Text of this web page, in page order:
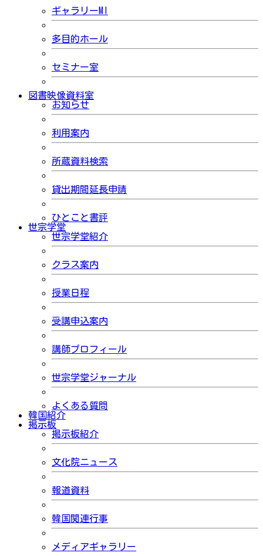
ギャラリーMI
多目的ホール
セミナー室
図書映像資料室
お知らせ
利用案内
所蔵資料検索
貸出期間延長申請
ひとこと書評
世宗学堂
世宗学堂紹介
クラス案内
授業日程
受講申込案内
講師プロフィール
世宗学堂ジャーナル
よくある質問
韓国紹介
掲示板
掲示板紹介
文化院ニュース
報道資料
韓国関連行事
メディアギャラリー